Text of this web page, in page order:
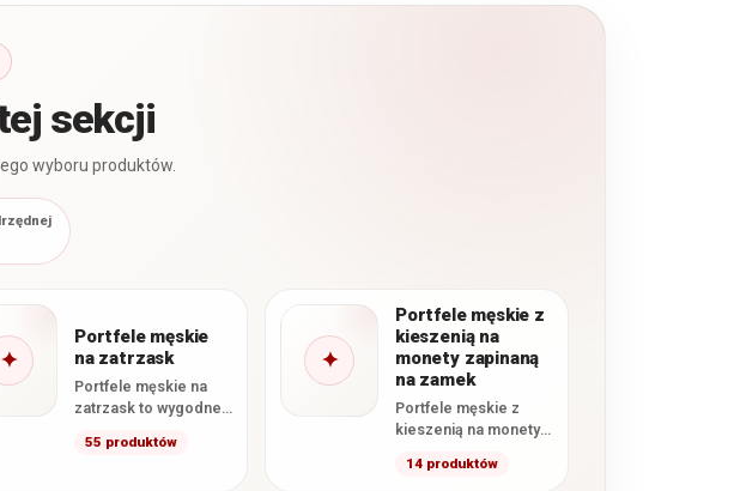
sekcji
wyboru produktów.
✦
Portfele męskie
na zatrzask
Portfele męskie na
zatrzask to wygodne
pomagają utrzymać
55 produktów
✦
Portfele męskie z
kieszenią na
monety zapinaną
na zamek
Portfele męskie z
kieszenią na monety
modele wyposażone
14 produktów